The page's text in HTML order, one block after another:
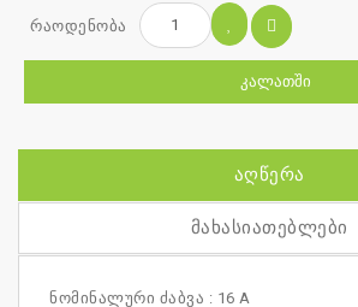
რაოდენობა
ᲙᲐᲚᲐᲗᲨᲘ
ᲐᲦᲬᲔᲠᲐ
ᲛᲐᲮᲐᲡᲘᲐᲗᲔᲑᲚᲔᲑᲘ
ნომინალური ძაბვა : 16 A